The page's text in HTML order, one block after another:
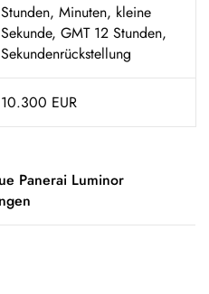
Stunden, Minuten, kleine
Sekunde, GMT 12 Stunden,
Sekundenrückstellung
10.300 EUR
Panerai Luminor